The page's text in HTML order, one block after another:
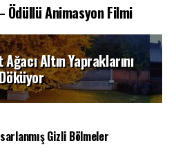
Ödüllü Animasyon Filmi
Altın Yapraklarını
Gizli Bölmeler